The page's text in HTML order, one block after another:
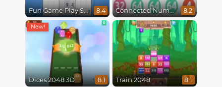
Fun Game Play Sudoku 8.4 Connected Numbers 8.2
Dices 2048 3D 8.1 Train 2048 8.1